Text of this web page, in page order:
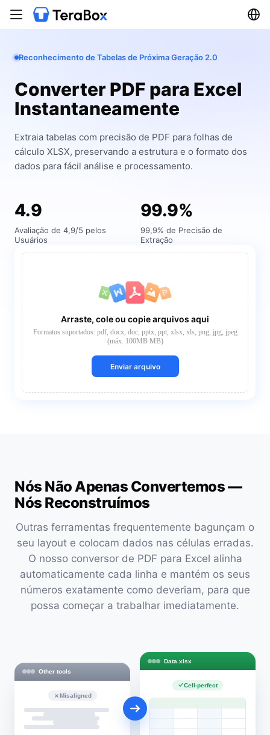
Reconhecimento de Tabelas de Próxima Geração 2.0
Converter PDF para Excel
Instantaneamente
Extraia tabelas com precisão de PDF para folhas de
cálculo XLSX, preservando a estrutura e o formato dos
dados para fácil análise e processamento.
4.9
Avaliação de 4,9/5 pelos
Usuários
99.9%
99,9% de Precisão de
Extração
Arraste, cole ou copie arquivos aqui
Formatos suportados: pdf, docx, doc, pptx, ppt, xlsx, xls, png, jpg, jpeg
(máx. 100MB MB)
Enviar arquivo
Nós Não Apenas Convertemos —
Nós Reconstruímos
Outras ferramentas frequentemente bagunçam o
seu layout e colocam dados nas células erradas.
O nosso conversor de PDF para Excel alinha
automaticamente cada linha e mantém os seus
números exatamente como deveriam, para que
possa começar a trabalhar imediatamente.
Other tools
Misaligned
Data.xlsx
Cell-perfect